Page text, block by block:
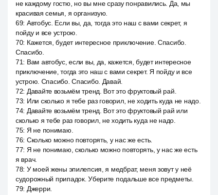
не каждому гостю, но вы мне сразу понравились. Да, мы
красивая семья, я организую.
69: Автобус. Если вы, да, тогда это наш с вами секрет, я
пойду и все устрою.
70: Кажется, будет интересное приключение. Спасибо.
Спасибо.
71: Вам автобус, если вы, да, кажется, будет интересное
приключение, тогда это наш с вами секрет. Я пойду и все
устрою. Спасибо. Спасибо. Давай.
72: Давайте возьмём тренд. Вот это фруктовый рай.
73: Или сколько я тебе раз говорил, не ходить куда не надо.
74: Давайте возьмём тренд. Вот это фруктовый рай или
сколько я тебе раз говорил, не ходить куда не надо.
75: Я не понимаю.
76: Сколько можно повторять, у нас же есть.
77: Я не понимаю, сколько можно повторять, у нас же есть
я врач.
78: У моей жены эпилепсия, я медбрат, меня зовут у неё
судорожный припадок. Уберите подальше все предметы.
79: Джерри.